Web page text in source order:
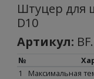
Штуцер для
D10
Артикул:
№
1
Максимальная